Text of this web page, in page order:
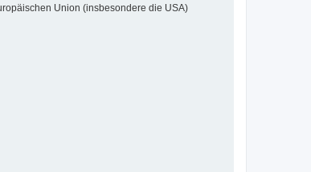
Union (insbesondere die USA)